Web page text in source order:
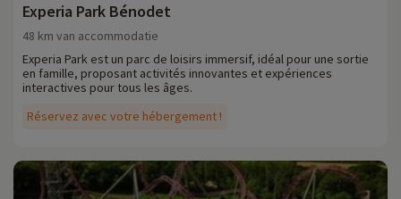
Experia Park Bénodet
Réservez avec votre hébergement !
48 km van accommodatie
Experia Park est un parc de loisirs immersif, idéal pour une sortie
en famille, proposant activités innovantes et expériences
interactives pour tous les âges.